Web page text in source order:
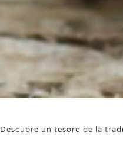
Descubre un tesoro de la